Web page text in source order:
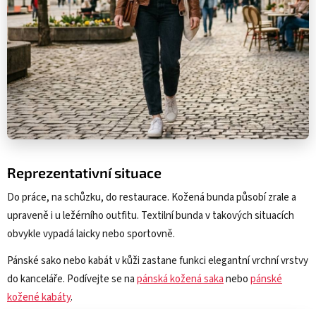
Reprezentativní situace
Do práce, na schůzku, do restaurace. Kožená bunda působí zrale a
upraveně i u ležérního outfitu. Textilní bunda v takových situacích
obvykle vypadá laicky nebo sportovně.
Pánské sako nebo kabát v kůži zastane funkci elegantní vrchní vrstvy
do kanceláře. Podívejte se napánská kožená sakanebopánské
kožené kabáty.